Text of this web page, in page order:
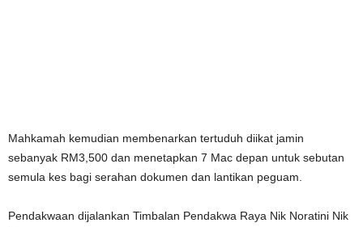
Mahkamah kemudian membenarkan tertuduh diikat jamin
sebanyak RM3,500 dan menetapkan 7 Mac depan untuk sebutan
semula kes bagi serahan dokumen dan lantikan peguam.
Pendakwaan dijalankan Timbalan Pendakwa Raya Nik Noratini Nik